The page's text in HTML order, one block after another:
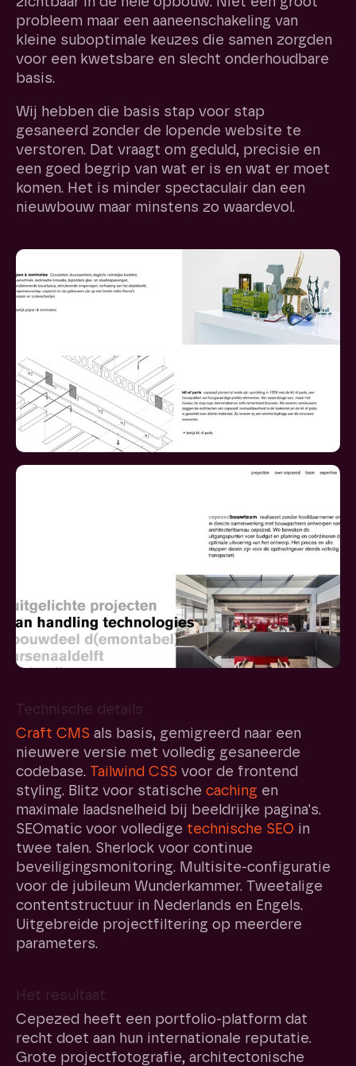
probleem maar een aaneenschakeling van
kleine suboptimale keuzes die samen zorgden
voor een kwetsbare en slecht onderhoudbare
basis.
Wij hebben die basis stap voor stap
gesaneerd zonder de lopende website te
verstoren. Dat vraagt om geduld, precisie en
een goed begrip van wat er is en wat er moet
komen. Het is minder spectaculair dan een
nieuwbouw maar minstens zo waardevol.
Technische details
Craft CMS als basis, gemigreerd naar een
nieuwere versie met volledig gesaneerde
codebase. Tailwind CSS voor de frontend
styling. Blitz voor statische caching en
maximale laadsnelheid bij beeldrijke pagina's.
SEOmatic voor volledige technische SEO in
twee talen. Sherlock voor continue
beveiligingsmonitoring. Multisite-configuratie
voor de jubileum Wunderkammer. Tweetalige
contentstructuur in Nederlands en Engels.
Uitgebreide projectfiltering op meerdere
parameters.
Het resultaat
Cepezed heeft een portfolio-platform dat
recht doet aan hun internationale reputatie.
Grote projectfotografie, architectonische